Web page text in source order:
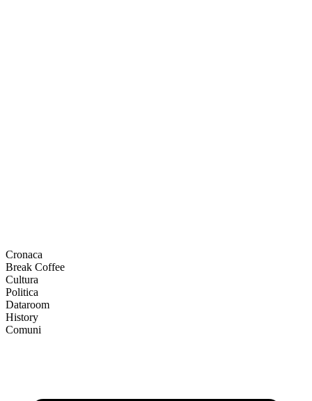
Cronaca
Break Coffee
Cultura
Politica
Dataroom
History
Comuni